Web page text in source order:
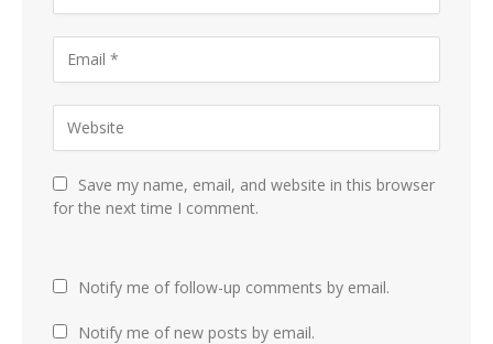
Save my name, email, and website in this browser
for the next time I comment.
Notify me of follow-up comments by email.
Notify me of new posts by email.